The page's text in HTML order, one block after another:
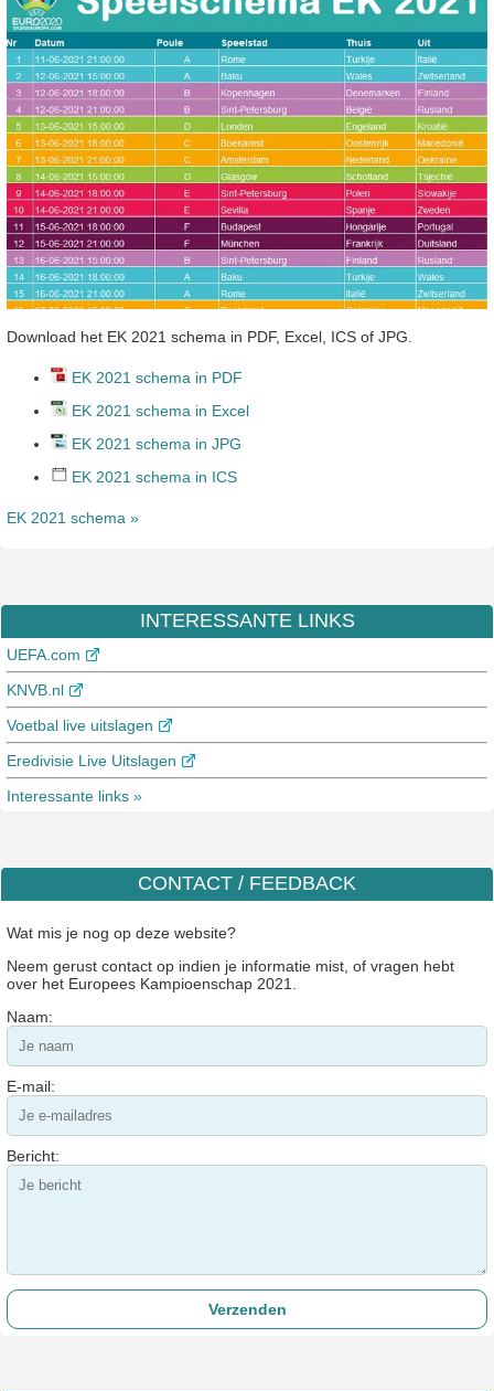
Download het EK 2021 schema in PDF, Excel, ICS of JPG.
EK 2021 schema in PDF
EK 2021 schema in Excel
EK 2021 schema in JPG
EK 2021 schema in ICS
EK 2021 schema »
INTERESSANTE LINKS
UEFA.com
KNVB.nl
Voetbal live uitslagen
Eredivisie Live Uitslagen
Interessante links »
CONTACT / FEEDBACK
Wat mis je nog op deze website?
Neem gerust contact op indien je informatie mist, of vragen hebt
over het Europees Kampioenschap 2021.
Naam:
E-mail:
Bericht: